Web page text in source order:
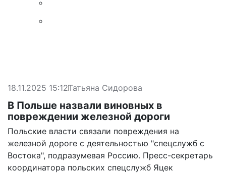
18.11.2025 15:12Татьяна Сидорова
В Польше назвали виновных в
повреждении железной дороги
Польские власти связали повреждения на
железной дороге с деятельностью "спецслужб с
Востока", подразумевая Россию. Пресс-секретарь
координатора польских спецслужб Яцек